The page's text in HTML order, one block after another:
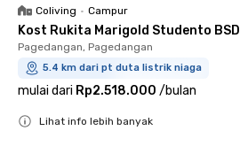
Coliving • Campur
Kost Rukita Marigold Studento BSD
Pagedangan, Pagedangan
5.4 km dari pt duta listrik niaga
mulai dari Rp2.518.000 /bulan
Lihat info lebih banyak